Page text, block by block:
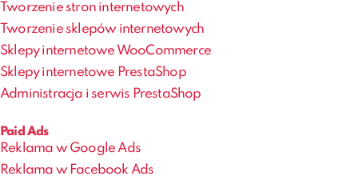
Tworzenie stron internetowych
Tworzenie sklepów internetowych
Sklepy internetowe WooCommerce
Sklepy internetowe PrestaShop
Administracja i serwis PrestaShop
Paid Ads
Reklama w Google Ads
Reklama w Facebook Ads